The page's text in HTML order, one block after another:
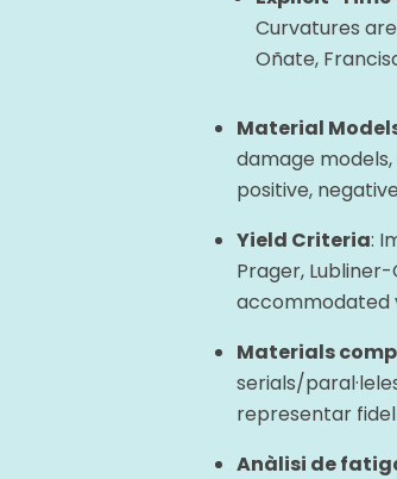
Curvatures
Oñate,
Material
damage
positive,
Yield Criteria:
Prager,
accommodated
Materials
serials/
representar
Anàlisi de